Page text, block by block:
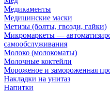
Медикаменты
Медицинские маски
Метизы (болты, гвозди, гайки)
Микромаркеты —
самообслуживания
Молоко (молокоматы)
Молочные коктейли
Мороженое и замороженная
Накладки на унитаз
Напитки